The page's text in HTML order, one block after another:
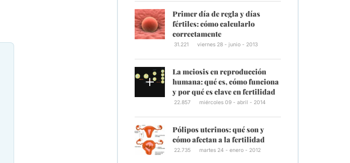
Primer día de regla y días
fértiles: cómo calcularlo
correctamente
31.221 viernes 28 - junio - 2013
La meiosis en reproducción
humana: qué es, cómo funciona
y por qué es clave en fertilidad
22.857 miércoles 09 - abril - 2014
Pólipos uterinos: qué son y
cómo afectan a la fertilidad
22.735 martes 24 - enero - 2012